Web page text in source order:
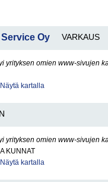
Oy VARKAUS
yrityksen omien www-sivujen
Näytä kartalla
yrityksen omien www-sivujen
KUNNAT
Näytä kartalla